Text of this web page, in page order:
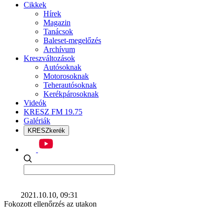
Cikkek
Hírek
Magazin
Tanácsok
Baleset-megelőzés
Archívum
Kreszváltozások
Autósoknak
Motorosoknak
Teherautósoknak
Kerékpárosoknak
Videók
KRESZ FM 19.75
Galériák
KRESZkerék
2021.10.10, 09:31
Fokozott ellenőrzés az utakon